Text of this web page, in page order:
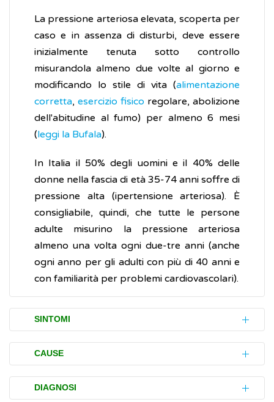
La pressione arteriosa elevata, scoperta per
caso e in assenza di disturbi, deve essere
inizialmente tenuta sotto controllo
misurandola almeno due volte al giorno e
modificando lo stile di vita (alimentazione
corretta, esercizio fisico regolare, abolizione
dell'abitudine al fumo) per almeno 6 mesi
(leggi la Bufala).
In Italia il 50% degli uomini e il 40% delle
donne nella fascia di età 35-74 anni soffre di
pressione alta (ipertensione arteriosa). È
consigliabile, quindi, che tutte le persone
adulte misurino la pressione arteriosa
almeno una volta ogni due-tre anni (anche
ogni anno per gli adulti con più di 40 anni e
con familiarità per problemi cardiovascolari).
SINTOMI
La pressione arteriosa elevata (ipertensione
arteriosa) non causa disturbi (sintomi)
evidenti e, per questo motivo, molte persone
CAUSE
Alla nascita, la pressione arteriosa è al livello
DIAGNOSI